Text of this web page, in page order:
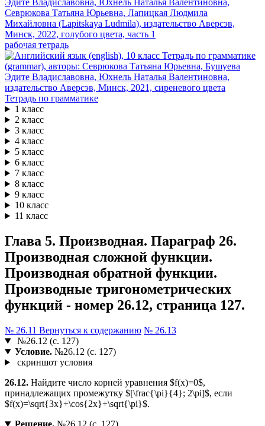
рабочая тетрадь
Тетрадь по грамматике
1 класс
2 класс
3 класс
4 класс
5 класс
6 класс
7 класс
8 класс
9 класс
10 класс
11 класс
Глава 5. Производная. Параграф 26.
Производная сложной функции.
Производная обратной функции.
Производные тригонометрических
функций - номер 26.12, страница 127.
№ 26.11 Вернуться к содержанию № 26.13
№26.12 (с. 127)
Условие.№26.12 (с. 127)
скриншот условия
26.12. Найдите число корней уравнения $f(x)=0$,
принадлежащих промежутку $[\frac{\pi}{4}; 2\pi]$, если
$f(x)=\sqrt{3x}+\cos{2x}+\sqrt{\pi}$.
Решение. №26.12 (с. 127)